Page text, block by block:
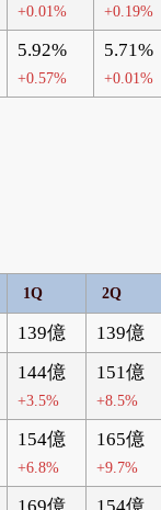
+0.01% +0.19%
5.92%
+0.57%
5.71%
+0.01%
1Q 2Q
139億 139億
144億
+3.5%
151億
+8.5%
154億
+6.8%
165億
+9.7%